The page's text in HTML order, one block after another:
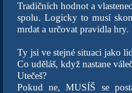
Tradičních hodnot a
spolu. Logicky to musí
mrdat a určovat pravidla hry.
Ty jsi ve stejné situaci jako
Co uděláš, když nastane
Utečeš?
Pokud ne, MUSÍŠ se